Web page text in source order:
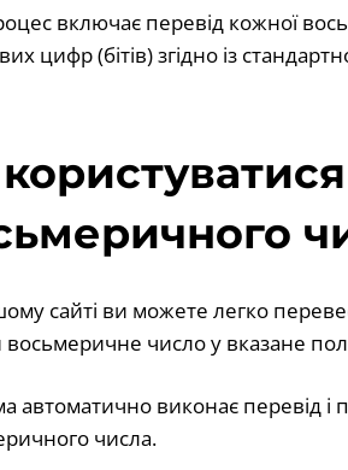
включає перевід кожної
цифр (бітів) згідно із
сайті ви можете легко
восьмеричне число у вказане
автоматично виконає перевід
числа.